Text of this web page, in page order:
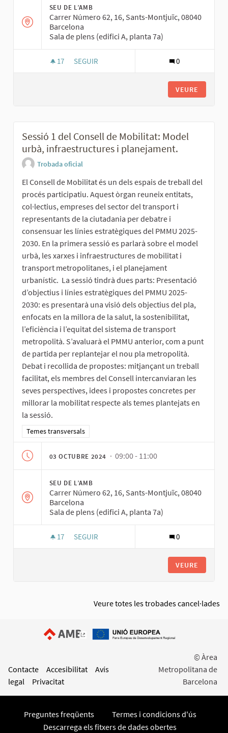
SEU DE L’AMB
Carrer Número 62, 16, Sants-Montjuïc, 08040
Barcelona
Sala de plens (edifici A, planta 7a)
17 17 SEGUIDORES
SEGUIR 0
VEURE
Sessió 1 del Consell de Mobilitat: Model
urbà, infraestructures i planejament.
Trobada oficial
El Consell de Mobilitat és un dels espais de treball del
procés participatiu. Aquest òrgan reuneix entitats,
col·lectius, empreses del sector del transport i
representants de la ciutadania per debatre i
consensuar les línies estratègiques del PMMU 2025-
2030. En la primera sessió es parlarà sobre el model
urbà, les xarxes i infraestructures de mobilitat i
transport metropolitanes, i el planejament
urbanístic. La sessió tindrà dues parts: Presentació
d’objectius i línies estratègiques del PMMU 2025-
2030: es presentarà una visió dels objectius del pla,
enfocats en la millora de la salut, la sostenibilitat,
l’eficiència i l’equitat del sistema de transport
metropolità. S’avaluarà el PMMU anterior, com a punt
de partida per replantejar el nou pla metropolità.
Debat i recollida de propostes: mitjançant un treball
facilitat, els membres del Consell intercanviaran les
seves perspectives, idees i propostes concretes per
millorar la mobilitat respecte als temes plantejats en
la sessió.
Resultats al filtrar per la categoria: Temes transversals
Temes transversals
03 OCTUBRE 2024 · 09:00 - 11:00
SEU DE L’AMB
Carrer Número 62, 16, Sants-Montjuïc, 08040
Barcelona
Sala de plens (edifici A, planta 7a)
17 17 SEGUIDORES
SEGUIR 0
VEURE
Veure totes les trobades cancel·lades
(Enllaç extern)
Contacte Accesibilitat
Avís
legal
Privacitat
© Àrea
Metropolitana de
Barcelona
Preguntes freqüents
Termes i condicions d'ús
Descarrega els fitxers de dades obertes